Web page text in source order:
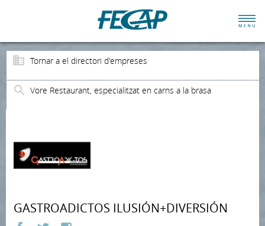
Tornar a el directori d'empreses
Vore Restaurant, especialitzat en carns a la brasa
GASTROADICTOS ILUSIÓN+DIVERSIÓN